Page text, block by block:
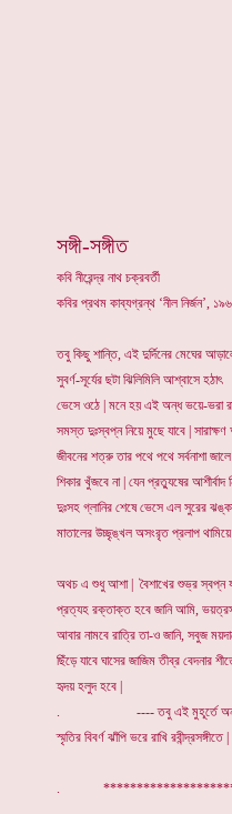
সঙ্গী-সঙ্গীত
কবি নীরেন্দ্র নাথ চক্রবর্তী
কবির প্রথম কাব্যগ্রন্থ ‘নীল নির্জন’,
তবু কিছু শান্তি, এই দুর্দিনের মেঘের
সুবর্ণ-সূর্যের ছটা ঝিলিমিলি আশ্বাসে হঠাৎ
ভেসে ওঠে | মনে হয় এই অন্ধ ভয়ে-ভরা
সমস্ত দুঃস্বপ্ন নিয়ে মুছে যাবে |
জীবনের শত্রু তার পথে পথে সর্বনাশা জালে
শিকার খুঁজবে না | যেন প্রত্যুষের আশীর্বাদ
দুঃসহ গ্লানির শেষে ভেসে এল সুরের
মাতালের উচ্ছৃঙ্খল অসংব়ৃত প্রলাপ
অথচ এ শুধু আশা | বৈশাখের শুভ্র স্বপ্ন
প্রত্যহ রক্তাক্ত হবে জানি আমি,
আবার নামবে রাত্রি তা-ও জানি, সবুজ
ছিঁড়ে যাবে ঘাসের জাজিম তীব্র বেদনার
হৃদয় হলুদ হবে |
. ---- তবু এই মুহূর্তে
স্মৃতির বিবর্ণ ঝাঁপি ভরে রাখি রবীন্দ্রসঙ্গীতে |
.